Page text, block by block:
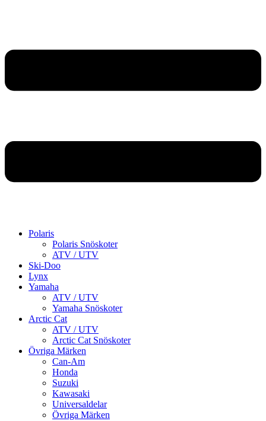
Polaris
Polaris Snöskoter
ATV / UTV
Ski-Doo
Lynx
Yamaha
ATV / UTV
Yamaha Snöskoter
Arctic Cat
ATV / UTV
Arctic Cat Snöskoter
Övriga Märken
Can-Am
Honda
Suzuki
Kawasaki
Universaldelar
Övriga Märken